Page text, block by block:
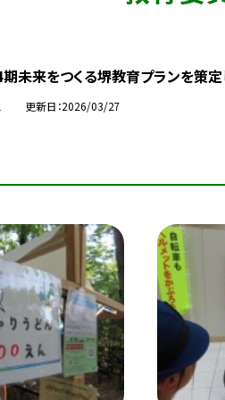
来をつくる堺教育プランを策定
更新日 2026/03/27